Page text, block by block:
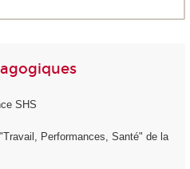
SHS
Performances, Santé" de la